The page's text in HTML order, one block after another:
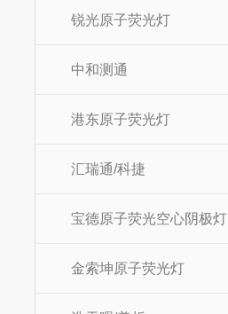
锐光原子荧光灯
中和测通
港东原子荧光灯
汇瑞通/科捷
宝德原子荧光空心阴极灯
金索坤原子荧光灯